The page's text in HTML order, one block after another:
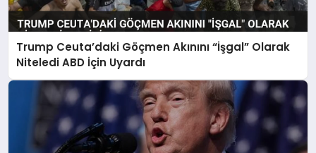
Trump Ceuta’daki Göçmen Akınını “İşgal” Olarak
Niteledi ABD İçin Uyardı